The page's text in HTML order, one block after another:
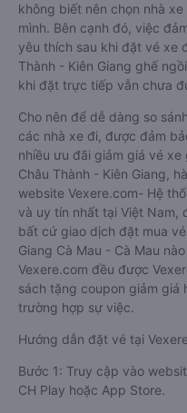
không biết nên chọn nhà
mình. Bên cạnh đó, việc
yêu thích sau khi đặt vé xe
Thành - Kiên Giang ghế
khi đặt trực tiếp vẫn chưa
Cho nên để dễ dàng so
các nhà xe đi, được đảm
nhiều ưu đãi giảm giá vé
Châu Thành - Kiên Giang,
website Vexere.com- Hệ
và uy tín nhất tại Việt Nam,
bất cứ giao dịch đặt mua
Giang Cà Mau - Cà Mau
Vexere.com đều được
sách tặng coupon giảm giá
trường hợp sự việc.
Hướng dẫn đặt vé tại
Bước 1: Truy cập vào
CH Play hoặc App Store.